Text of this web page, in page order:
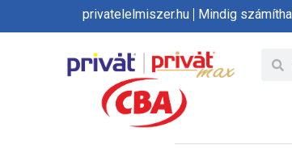
privatelelmiszer.hu Mindig